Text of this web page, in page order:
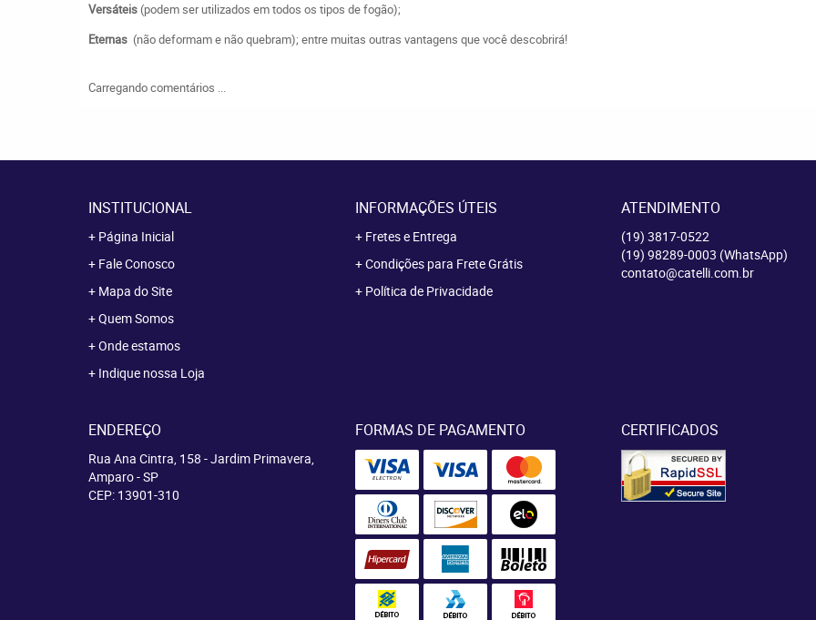
Versáteis (podem ser utilizados em todos os tipos de fogão);
Eternas (não deformam e não quebram); entre muitas outras vantagens que você descobrirá!
Carregando comentários ...
INSTITUCIONAL
Página Inicial
Fale Conosco
Mapa do Site
Quem Somos
Onde estamos
Indique nossa Loja
INFORMAÇÕES ÚTEIS
Fretes e Entrega
Condições para Frete Grátis
Política de Privacidade
ATENDIMENTO
(19) 3817-0522
(19) 98289-0003 (WhatsApp)
contato@catelli.com.br
ENDEREÇO
Rua Ana Cintra, 158 -Jardim Primavera,
Amparo-SP
CEP: 13901-310
FORMAS DE PAGAMENTO CERTIFICADOS